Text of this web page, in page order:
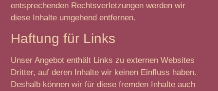
entsprechenden Rechtsverletzungen werden wir
diese Inhalte umgehend entfernen.
Haftung für Links
Unser Angebot enthält Links zu externen Websites
Dritter, auf deren Inhalte wir keinen Einfluss haben.
Deshalb können wir für diese fremden Inhalte auch